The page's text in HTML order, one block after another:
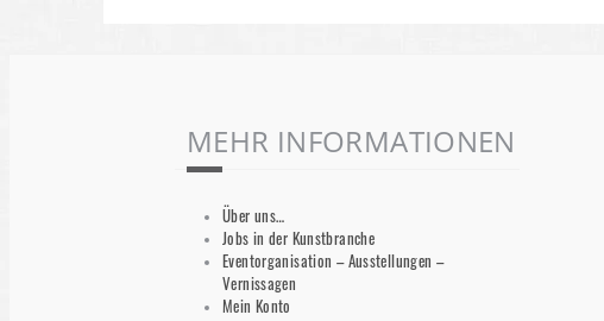
MEHR INFORMATIONEN
Über uns…
Jobs in der Kunstbranche
Eventorganisation – Ausstellungen –
Vernissagen
Mein Konto